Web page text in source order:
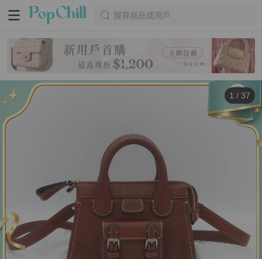
搜尋商品或用戶
1 / 37